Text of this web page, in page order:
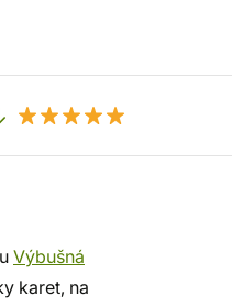
Výbušná
karet, na